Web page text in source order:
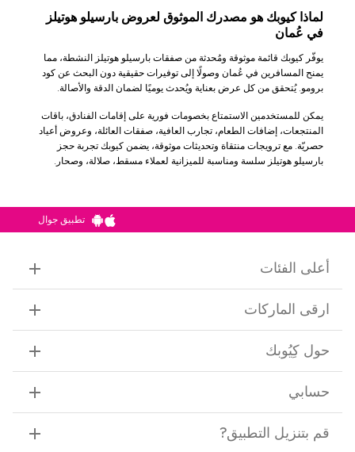
لماذا كيوبك هو مصدرك الموثوق لعروض بارسيلو هوتيلز
في عُمان
يوفّر كيوبك قائمة موثوقة ومُحدثة من صفقات بارسيلو هوتيلز النشطة، مما
يمنح المسافرين في عُمان وصولًا إلى توفيرات حقيقية دون البحث عن كود
برومو. يُتحقق من كل عرض بعناية ويُحدث يوميًا لضمان الدقة والأصالة.
يمكن للمستخدمين الاستمتاع بخصومات فورية على إقامات الفنادق، باقات
المنتجعات، إضافات الطعام، تجارب العافية، صفقات العائلة، وعروض أعياد
حصريّة. مع ترويجات منتقاة وتحديثات موثوقة، يضمن كيوبك تجربة حجز
بارسيلو هوتيلز سلسة ومناسبة للميزانية لعملاء مسقط، صلالة، وصحار.
تطبيق جوال
أعلى الفئات
ارقى الماركات
حول كِيُوبك
حسابي
قم بتنزيل التطبيق?